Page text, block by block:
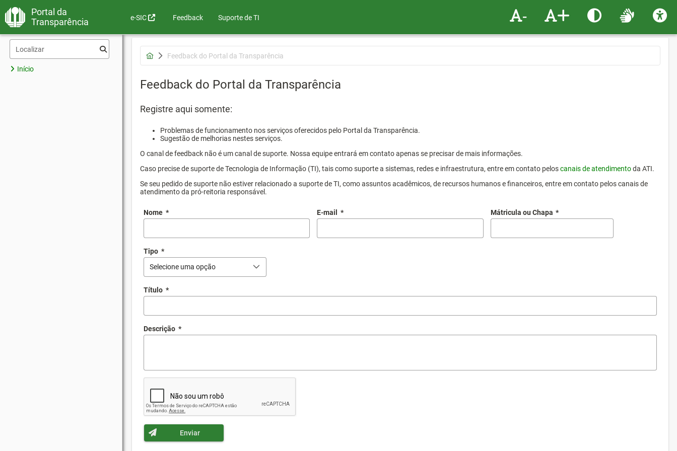
Portal da
Transparência
e-SIC - +
Feedback Suporte de TI
Início
Feedback do Portal da Transparência
Feedback do Portal da Transparência
Registre aqui somente:
Problemas de funcionamento nos serviços oferecidos pelo Portal da Transparência.
Sugestão de melhorias nestes serviços.
O canal de feedback não é um canal de suporte. Nossa equipe entrará em contato apenas se precisar de mais informações.
Caso precise de suporte de Tecnologia de Informação (TI), tais como suporte a sistemas, redes e infraestrutura, entre em contato peloscanais de atendimentoda ATI.
Se seu pedido de suporte não estiver relacionado a suporte de TI, como assuntos acadêmicos, de recursos humanos e financeiros, entre em contato pelos canais de
atendimento da pró-reitoria responsável.
Nome * E-mail * Mátricula ou Chapa *
Tipo *
Selecione uma opção
Título *
Descrição *
Enviar